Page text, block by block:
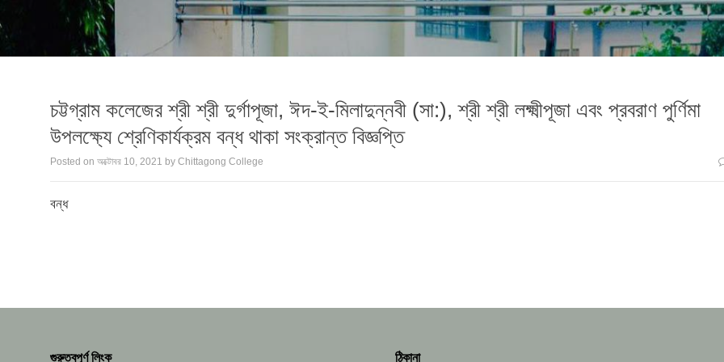
চট্টগ্রাম কলেজের শ্রী শ্রী দুর্গাপূজা, ঈদ-ই-মিলাদুন্নবী (সা:), শ্রী শ্রী লক্ষ্মীপূজা এবং প্রবরাণ পুর্ণিমা
উপলক্ষ্যে শ্রেণিকার্যক্রম বন্ধ থাকা সংক্রান্ত বিজ্ঞপ্তি
Posted on অক্টোবর 10, 2021 by Chittagong College
বন্ধ
গুরুত্বপূর্ণ লিংক ঠিকানা